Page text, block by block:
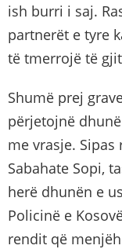
ish burri i saj.
partnerët e tyre
të tmerrojë të
Shumë prej
përjetojnë
me vrasje.
Sabahate Sopi,
herë dhunën e
Policinë e
rendit që